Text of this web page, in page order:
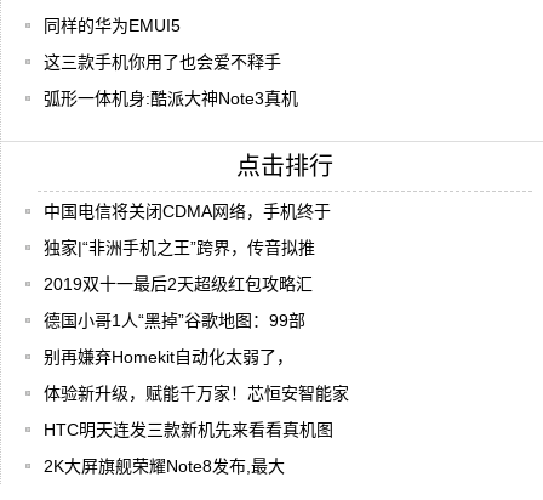
同样的华为EMUI5
这三款手机你用了也会爱不释手
弧形一体机身:酷派大神Note3真机
点击排行
中国电信将关闭CDMA网络，手机终于
独家|“非洲手机之王”跨界，传音拟推
2019双十一最后2天超级红包攻略汇
德国小哥1人“黑掉”谷歌地图：99部
别再嫌弃Homekit自动化太弱了，
体验新升级，赋能千万家！芯恒安智能家
HTC明天连发三款新机先来看看真机图
2K大屏旗舰荣耀Note8发布,最大